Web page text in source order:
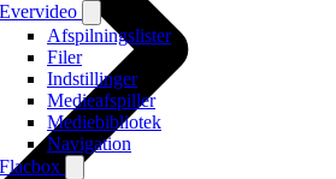
Evervideo
Afspilningslister
Filer
Indstillinger
Medieafspiller
Mediebibliotek
Navigation
Flacbox